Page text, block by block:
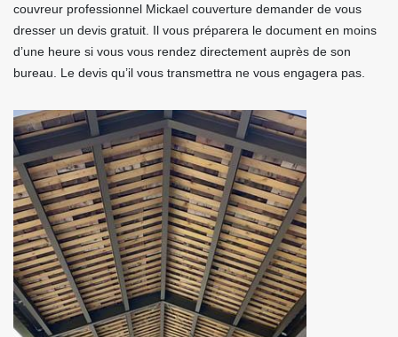
couvreur professionnel Mickael couverture demander de vous
dresser un devis gratuit. Il vous préparera le document en moins
d’une heure si vous vous rendez directement auprès de son
bureau. Le devis qu’il vous transmettra ne vous engagera pas.